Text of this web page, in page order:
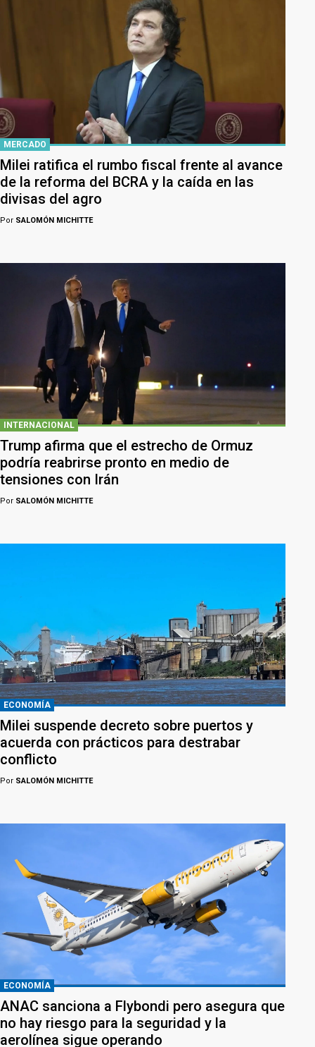
MERCADO
Milei ratifica el rumbo fiscal frente al avance
de la reforma del BCRA y la caída en las
divisas del agro
Por SALOMÓN MICHITTE
INTERNACIONAL
Trump afirma que el estrecho de Ormuz
podría reabrirse pronto en medio de
tensiones con Irán
Por SALOMÓN MICHITTE
ECONOMÍA
Milei suspende decreto sobre puertos y
acuerda con prácticos para destrabar
conflicto
Por SALOMÓN MICHITTE
ECONOMÍA
ANAC sanciona a Flybondi pero asegura que
no hay riesgo para la seguridad y la
aerolínea sigue operando